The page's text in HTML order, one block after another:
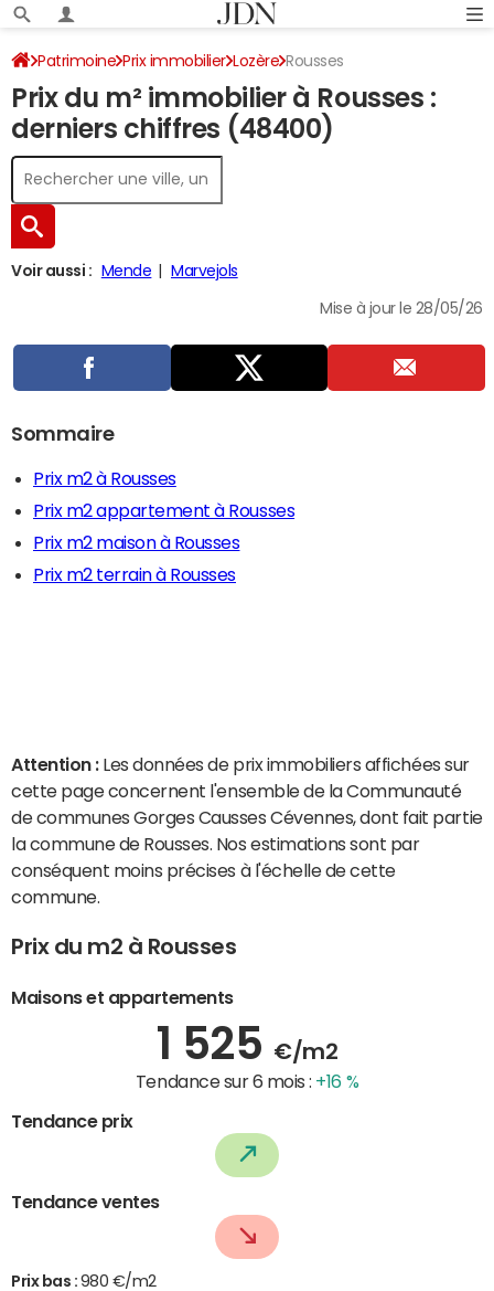
Patrimoine Prix immobilier Lozère Rousses
Prix du m² immobilier à Rousses :
derniers chiffres (48400)
Voir aussi : Mende Marvejols
Mise à jour le 28/05/26
Sommaire
Prix m2 à Rousses
Prix m2 appartement à Rousses
Prix m2 maison à Rousses
Prix m2 terrain à Rousses
Attention : Les données de prix immobiliers affichées sur
cette page concernent l'ensemble de la Communauté
de communes Gorges Causses Cévennes, dont fait partie
la commune de Rousses. Nos estimations sont par
conséquent moins précises à l'échelle de cette
commune.
Prix du m2 à Rousses
Maisons et appartements
1 525 €/m2
Tendance sur 6 mois : +16 %
Tendance prix
Tendance ventes
Prix bas : 980 €/m2